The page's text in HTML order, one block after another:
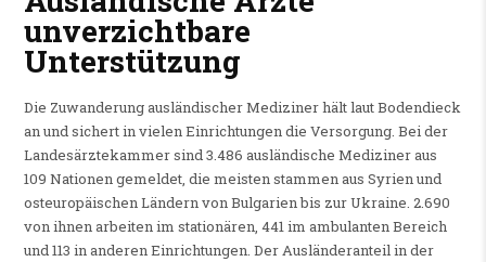
unverzichtbare
Unterstützung
Die Zuwanderung ausländischer Mediziner hält laut Bodendieck
an und sichert in vielen Einrichtungen die Versorgung. Bei der
Landesärztekammer sind 3.486 ausländische Mediziner aus
109 Nationen gemeldet, die meisten stammen aus Syrien und
osteuropäischen Ländern von Bulgarien bis zur Ukraine. 2.690
von ihnen arbeiten im stationären, 441 im ambulanten Bereich
und 113 in anderen Einrichtungen. Der Ausländeranteil in der